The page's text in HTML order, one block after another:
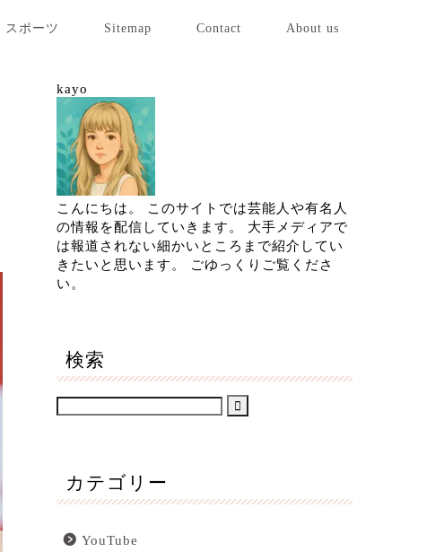
スポーツ Sitemap Contact About us
kayo
こんにちは。 このサイトでは芸能人や有名人
の情報を配信していきます。 大手メディアで
は報道されない細かいところまで紹介してい
きたいと思います。 ごゆっくりご覧くださ
い。
検索
カテゴリー
YouTube